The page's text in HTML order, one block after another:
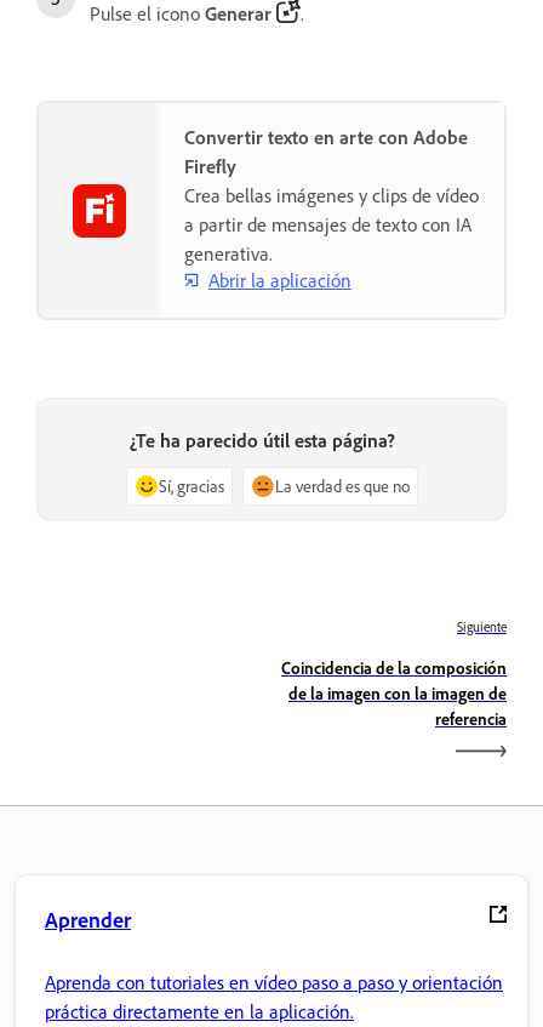
Pulse el icono Generar .
Convertir texto en arte con Adobe
Firefly
Crea bellas imágenes y clips de vídeo
a partir de mensajes de texto con IA
generativa.
Abrir la aplicación
¿Te ha parecido útil esta página?
Sí, gracias La verdad es que no
Siguiente
Coincidencia de la composición
de la imagen con la imagen de
referencia
Aprender
Aprenda con tutoriales en vídeo paso a paso y orientación
práctica directamente en la aplicación.